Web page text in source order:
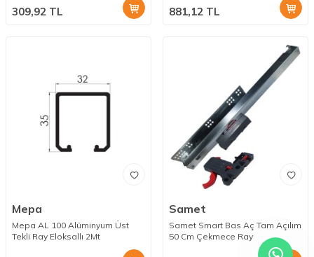
309,92 TL 881,12 TL
Mepa
Mepa AL 100 Alüminyum Üst
Tekli Ray Eloksallı 2Mt
Samet
Samet Smart Bas Aç Tam Açılım
50 Cm Çekmece Ray